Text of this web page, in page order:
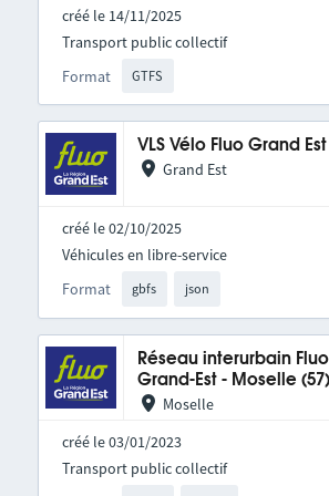
créé le 14/11/2025
Format GTFS
Transport public collectif
VLS Vélo Fluo Grand Est
Grand Est
créé le 02/10/2025
Format gbfs json
Véhicules en libre-service
Réseau interurbain Fluo
Grand-Est - Moselle (57)
Moselle
créé le 03/01/2023
Transport public collectif